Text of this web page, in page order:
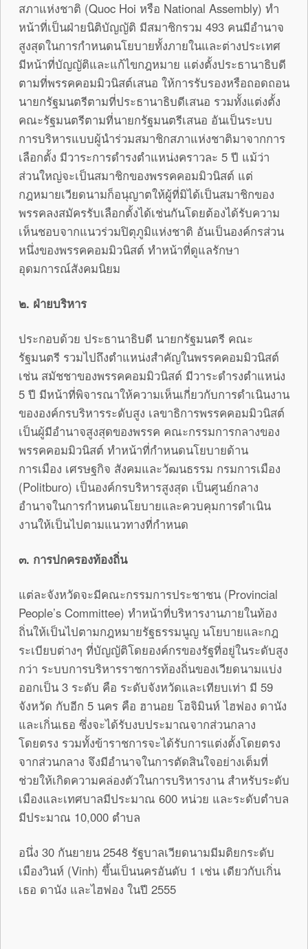
สภาแห่งชาติ (Quoc Hoi หรือ National Assembly) ทำ
หน้าที่เป็นฝ่ายนิติบัญญัติ มีสมาชิกรวม 493 คนมีอำนาจ
สูงสุดในการกำหนดนโยบายทั้งภายในและต่างประเทศ
มีหน้าที่บัญญัติและแก้ไขกฎหมาย แต่งตั้งประธานาธิบดี
ตามที่พรรคคอมมิวนิสต์เสนอ ให้การรับรองหรือถอดถอน
นายกรัฐมนตรีตามที่ประธานาธิบดีเสนอ รวมทั้งแต่งตั้ง
คณะรัฐมนตรีตามที่นายกรัฐมนตรีเสนอ อันเป็นระบบ
การบริหารแบบผู้นำร่วมสมาชิกสภาแห่งชาติมาจากการ
เลือกตั้ง มีวาระการดำรงตำแหน่งคราวละ 5 ปี แม้ว่า
ส่วนใหญ่จะเป็นสมาชิกของพรรคคอมมิวนิสต์ แต่
กฎหมายเวียดนามก็อนุญาตให้ผู้ที่มิได้เป็นสมาชิกของ
พรรคลงสมัครรับเลือกตั้งได้เช่นกันโดยต้องได้รับความ
เห็นชอบจากแนวร่วมปิตุภูมิแห่งชาติ อันเป็นองค์กรส่วน
หนึ่งของพรรคคอมมิวนิสต์ ทำหน้าที่ดูแลรักษา
อุดมการณ์สังคมนิยม
๒. ฝ่ายบริหาร
ประกอบด้วย ประธานาธิบดี นายกรัฐมนตรี คณะ
รัฐมนตรี รวมไปถึงตำแหน่งสำคัญในพรรคคอมมิวนิสต์
เช่น สมัชชาของพรรคคอมมิวนิสต์ มีวาระดำรงตำแหน่ง
5 ปี มีหน้าที่พิจารณาให้ความเห็นเกี่ยวกับการดำเนินงาน
ขององค์กรบริหารระดับสูง เลขาธิการพรรคคอมมิวนิสต์
เป็นผู้มีอำนาจสูงสุดของพรรค คณะกรรมการกลางของ
พรรคคอมมิวนิสต์ ทำหน้าที่กำหนดนโยบายด้าน
การเมือง เศรษฐกิจ สังคมและวัฒนธรรม กรมการเมือง
(Politburo) เป็นองค์กรบริหารสูงสุด เป็นศูนย์กลาง
อำนาจในการกำหนดนโยบายและควบคุมการดำเนิน
งานให้เป็นไปตามแนวทางที่กำหนด
๓. การปกครองท้องถิ่น
แต่ละจังหวัดจะมีคณะกรรมการประชาชน (Provincial
People’s Committee) ทำหน้าที่บริหารงานภายในท้อง
ถิ่นให้เป็นไปตามกฎหมายรัฐธรรมนูญ นโยบายและกฎ
ระเบียบต่างๆ ที่บัญญัติโดยองค์กรของรัฐที่อยู่ในระดับสูง
กว่า ระบบการบริหารราชการท้องถิ่นของเวียดนามแบ่ง
ออกเป็น 3 ระดับ คือ ระดับจังหวัดและเทียบเท่า มี 59
จังหวัด กับอีก 5 นคร คือ ฮานอย โฮจิมินห์ ไฮฟอง ดานัง
และเกิ่นเธอ ซึ่งจะได้รับงบประมาณจากส่วนกลาง
โดยตรง รวมทั้งข้าราชการจะได้รับการแต่งตั้งโดยตรง
จากส่วนกลาง จึงมีอำนาจในการตัดสินใจอย่างเต็มที่
ช่วยให้เกิดความคล่องตัวในการบริหารงาน สำหรับระดับ
เมืองและเทศบาลมีประมาณ 600 หน่วย และระดับตำบล
มีประมาณ 10,000 ตำบล
อนึ่ง 30 กันยายน 2548 รัฐบาลเวียดนามมีมติยกระดับ
เมืองวินห์ (Vinh) ขึ้นเป็นนครอันดับ 1 เช่น เดียวกับเกิ่น
เธอ ดานัง และไฮฟอง ในปี 2555